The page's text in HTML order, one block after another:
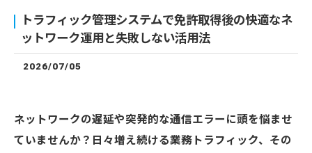
トラフィック管理システムで免許取得後の快適なネ
ットワーク運用と失敗しない活用法
2026/07/05
ネットワークの遅延や突発的な通信エラーに頭を悩ませ
ていませんか？日々増え続ける業務トラフィック、その